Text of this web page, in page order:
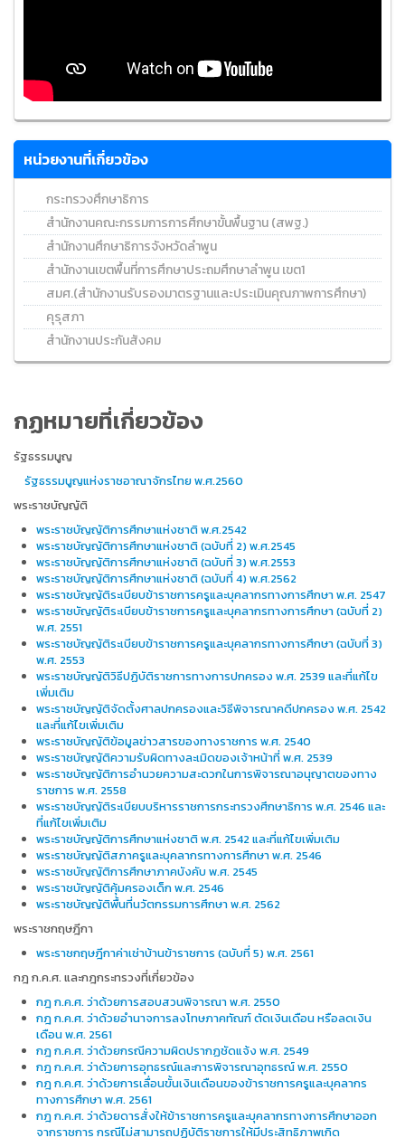
หน่วยงานที่เกี่ยวข้อง
กระทรวงศึกษาธิการ
สำนักงานคณะกรรมการการศึกษาขั้นพื้นฐาน (สพฐ.)
สำนักงานศึกษาธิการจังหวัดลำพูน
สำนักงานเขตพื้นที่การศึกษาประถมศึกษาลำพูน เขต1
สมศ.(สำนักงานรับรองมาตรฐานและประเมินคุณภาพการศึกษา)
คุรุสภา
สำนักงานประกันสังคม
กฏหมายที่เกี่ยวข้อง
รัฐธรรมนูญ
รัฐธรรมนูญแห่งราชอาณาจักรไทย พ.ศ.2560
พระราชบัญญัติ
พระราชบัญญัติการศึกษาแห่งชาติ พ.ศ.2542
พระราชบัญญัติการศึกษาแห่งชาติ (ฉบับที่ 2) พ.ศ.2545
พระราชบัญญัติการศึกษาแห่งชาติ (ฉบับที่ 3) พ.ศ.2553
พระราชบัญญัติการศึกษาแห่งชาติ (ฉบับที่ 4) พ.ศ.2562
พระราชบัญญัติระเบียบข้าราชการครูและบุคลากรทางการศึกษา พ.ศ. 2547
พระราชบัญญัติระเบียบข้าราชการครูและบุคลากรทางการศึกษา (ฉบับที่ 2)
พ.ศ. 2551
พระราชบัญญัติระเบียบข้าราชการครูและบุคลากรทางการศึกษา (ฉบับที่ 3)
พ.ศ. 2553
พระราชบัญญัติวิธีปฏิบัติราชการทางการปกครอง พ.ศ. 2539 และที่แก้ไข
เพิ่มเติม
พระราชบัญญัติจัดตั้งศาลปกครองและวิธีพิจารณาคดีปกครอง พ.ศ. 2542
และที่แก้ไขเพิ่มเติม
พระราชบัญญัติข้อมูลข่าวสารของทางราชการ พ.ศ. 2540
พระราชบัญญัติความรับผิดทางละเมิดของเจ้าหน้าที่ พ.ศ. 2539
พระราชบัญญัติการอำนวยความสะดวกในการพิจารณาอนุญาตของทาง
ราชการ พ.ศ. 2558
พระราชบัญญัติระเบียบบริหารราชการกระทรวงศึกษาธิการ พ.ศ. 2546 และ
ที่แก้ไขเพิ่มเติม
พระราชบัญญัติการศึกษาแห่งชาติ พ.ศ. 2542 และที่แก้ไขเพิ่มเติม
พระราชบัญญัติสภาครูและบุคลากรทางการศึกษา พ.ศ. 2546
พระราชบัญญัติการศึกษาภาคบังคับ พ.ศ. 2545
พระราชบัญญัติคุ้มครองเด็ก พ.ศ. 2546
พระราชบัญญัติพื้นที่นวัตกรรมการศึกษา พ.ศ. 2562
พระราชกฤษฎีกา
พระราชกฤษฎีกาค่าเช่าบ้านข้าราชการ (ฉบับที่ 5) พ.ศ. 2561
กฎ ก.ค.ศ. และกฎกระทรวงที่เกี่ยวข้อง
กฎ ก.ค.ศ. ว่าด้วยการสอบสวนพิจารณา พ.ศ. 2550
กฎ ก.ค.ศ. ว่าด้วยอำนาจการลงโทษภาคทัณฑ์ ตัดเงินเดือน หรือลดเงิน
เดือน พ.ศ. 2561
กฎ ก.ค.ศ. ว่าด้วยกรณีความผิดปรากฏชัดแจ้ง พ.ศ. 2549
กฎ ก.ค.ศ. ว่าด้วยการอุทธรณ์และการพิจารณาอุทธรณ์ พ.ศ. 2550
กฎ ก.ค.ศ. ว่าด้วยการเลื่อนขั้นเงินเดือนของข้าราชการครูและบุคลากร
ทางการศึกษา พ.ศ. 2561
กฎ ก.ค.ศ. ว่าด้วยดารสั่งให้ข้าราชการครูและบุคลากรทางการศึกษาออก
จากราชการ กรณีไม่สามารถปฏิบัติราชการให้มีประสิทธิภาพเกิด